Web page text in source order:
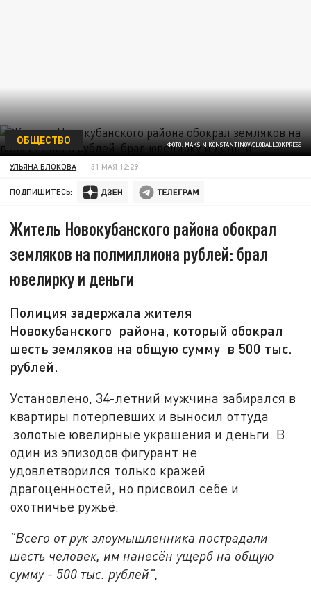
ФОТО: MAKSIM KONSTANTINOV/GLOBALLOOKPRESS
ОБЩЕСТВО
УЛЬЯНА БЛОКОВА 31 МАЯ 12:29
ПОДПИШИТЕСЬ:
Житель Новокубанского района обокрал
земляков на полмиллиона рублей: брал
ювелирку и деньги
Полиция задержала жителя
Новокубанского района, который обокрал
шесть земляков на общую сумму в 500 тыс.
рублей.
Установлено, 34-летний мужчина забирался в
квартиры потерпевших и выносил оттуда
золотые ювелирные украшения и деньги. В
один из эпизодов фигурант не
удовлетворился только кражей
драгоценностей, но присвоил себе и
охотничье ружьё.
"Всего от рук злоумышленника пострадали
шесть человек, им нанесён ущерб на общую
сумму - 500 тыс. рублей",